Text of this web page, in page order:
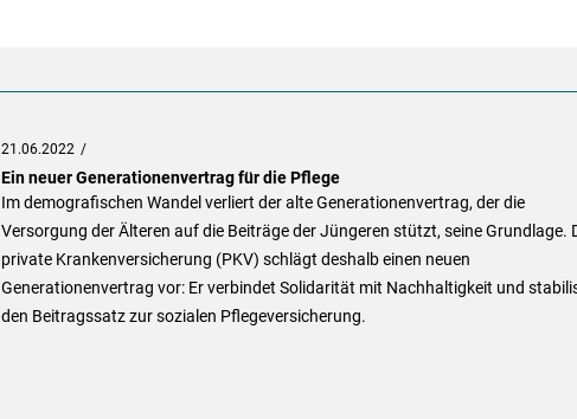
21.06.2022
Ein neuer Generationenvertrag für die Pflege
Im demografischen Wandel verliert der alte Generationenvertrag, der die
Versorgung der Älteren auf die Beiträge der Jüngeren stützt, seine Grundlage.
private Krankenversicherung (PKV) schlägt deshalb einen neuen
Generationenvertrag vor: Er verbindet Solidarität mit Nachhaltigkeit und
den Beitragssatz zur sozialen Pflegeversicherung.